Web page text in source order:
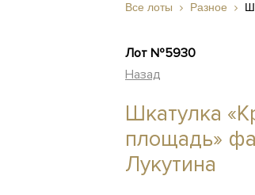
Все лоты Разное
Лот №5930
Назад
Шкатулка
площадь»
Лукутина